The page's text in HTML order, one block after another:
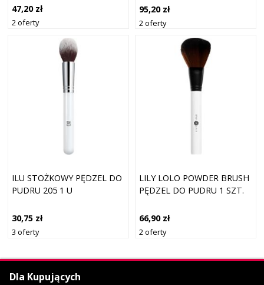
47,20 zł
2 oferty
95,20 zł
2 oferty
ILU STOŻKOWY PĘDZEL DO
PUDRU 205 1 U
30,75 zł
3 oferty
LILY LOLO POWDER BRUSH
PĘDZEL DO PUDRU 1 SZT.
66,90 zł
2 oferty
Dla Kupujących